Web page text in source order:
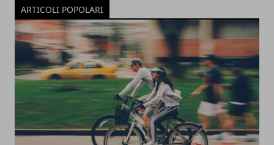
ARTICOLI POPOLARI